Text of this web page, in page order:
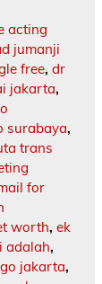
acting
jumanji
free, dr
jakarta,
surabaya,
trans
for
worth, ek
adalah,
jakarta,